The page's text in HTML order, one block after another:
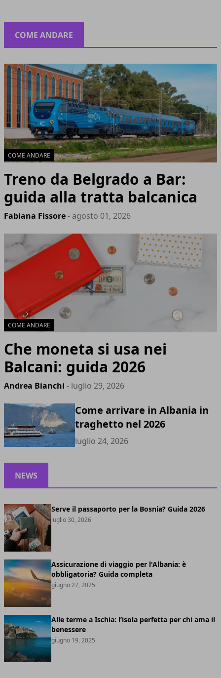
COME ANDARE
COME ANDARE
Treno da Belgrado a Bar:
guida alla tratta balcanica
Fabiana Fissore- agosto 01, 2026
COME ANDARE
Che moneta si usa nei
Balcani: guida 2026
Andrea Bianchi - luglio 29, 2026
Come arrivare in Albania in
traghetto nel 2026
luglio 24, 2026
NEWS
Serve il passaporto per la Bosnia? Guida 2026
luglio 30, 2026
Assicurazione di viaggio per l'Albania: è
obbligatoria? Guida completa
giugno 27, 2025
Alle terme a Ischia: l’isola perfetta per chi ama il
benessere
giugno 19, 2025